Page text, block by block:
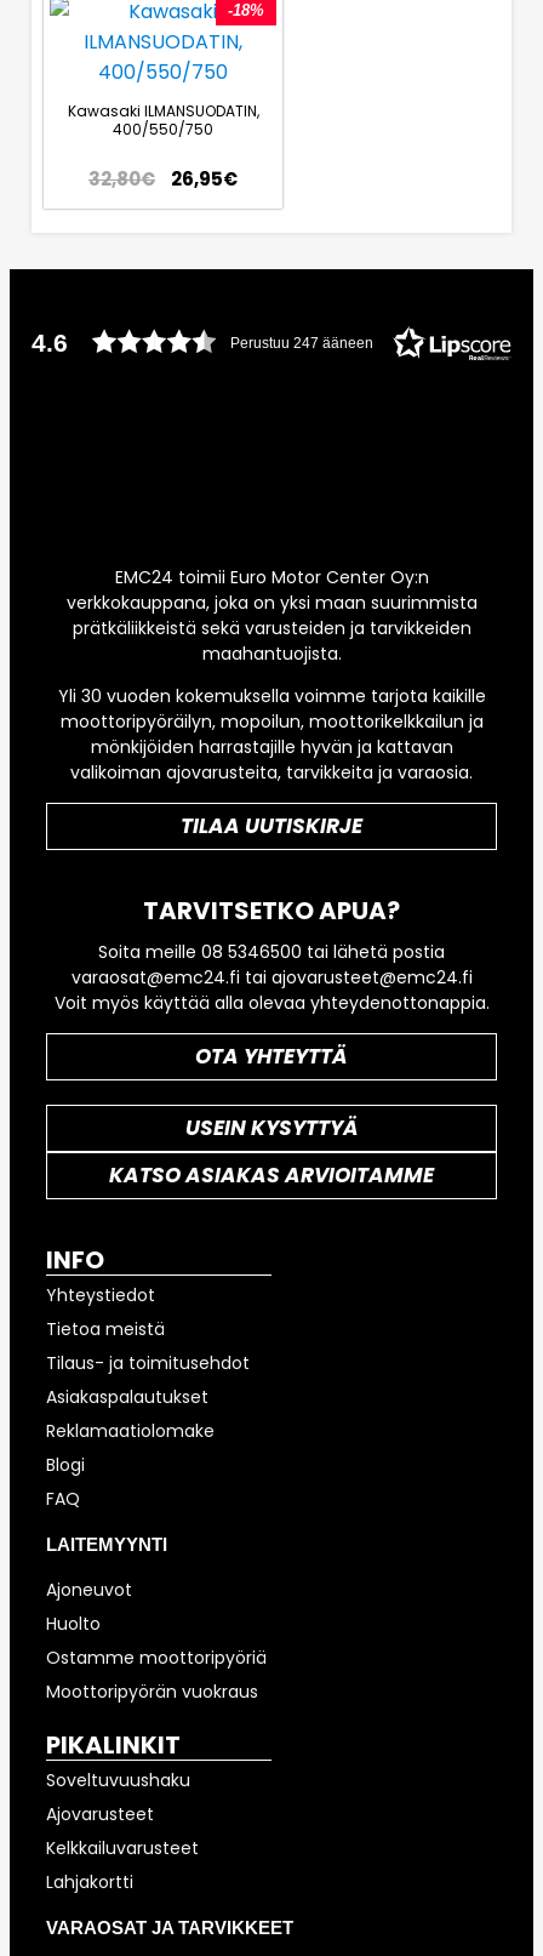
-18%
Kawasaki ILMANSUODATIN,
400/550/750
32,80€ 26,95€
4.6 Perustuu 247 ääneen
EMC24 toimii Euro Motor Center Oy:n
verkkokauppana, joka on yksi maan suurimmista
prätkäliikkeistä sekä varusteiden ja tarvikkeiden
maahantuojista.
Yli 30 vuoden kokemuksella voimme tarjota kaikille
moottoripyöräilyn, mopoilun, moottorikelkkailun ja
mönkijöiden harrastajille hyvän ja kattavan
valikoiman ajovarusteita, tarvikkeita ja varaosia.
TILAA UUTISKIRJE
TARVITSETKO APUA?
Soita meille 08 5346500 tai lähetä postia
varaosat@emc24.fi tai ajovarusteet@emc24.fi
Voit myös käyttää alla olevaa yhteydenottonappia.
OTA YHTEYTTÄ
USEIN KYSYTTYÄ
KATSO ASIAKAS ARVIOITAMME
INFO
Yhteystiedot
Tietoa meistä
Tilaus- ja toimitusehdot
Asiakaspalautukset
Reklamaatiolomake
Blogi
FAQ
LAITEMYYNTI
Ajoneuvot
Huolto
Ostamme moottoripyöriä
Moottoripyörän vuokraus
PIKALINKIT
Soveltuvuushaku
Ajovarusteet
Kelkkailuvarusteet
Lahjakortti
VARAOSAT JA TARVIKKEET